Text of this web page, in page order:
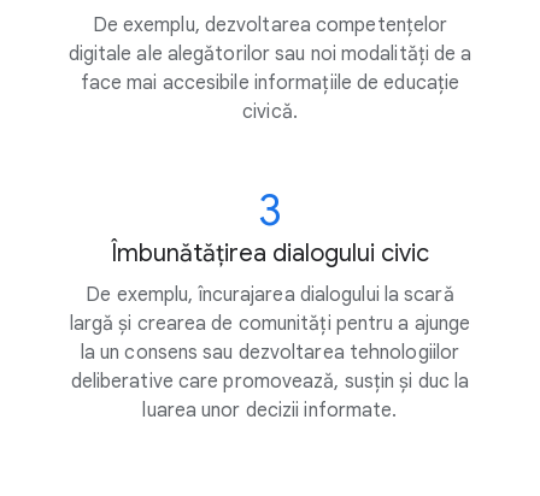
De exemplu, dezvoltarea competențelor
digitale ale alegătorilor sau noi modalități de a
face mai accesibile informațiile de educație
civică.
3
Îmbunătățirea dialogului civic
De exemplu, încurajarea dialogului la scară
largă și crearea de comunități pentru a ajunge
la un consens sau dezvoltarea tehnologiilor
deliberative care promovează, susțin și duc la
luarea unor decizii informate.